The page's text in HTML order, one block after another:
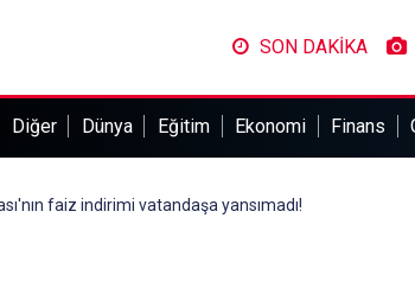
SON DAKİKA
Diğer Dünya Eğitim Ekonomi Finans
faiz indirimi vatandaşa yansımadı!